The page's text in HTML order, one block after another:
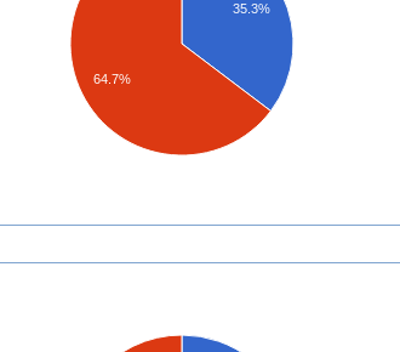
35.3%
64.7%